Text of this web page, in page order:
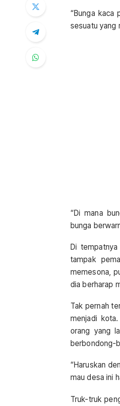
“Bunga kaca
sesuatu yang
“Di mana
bunga
Di
tampak
memesona,
dia berharap
Tak pernah
menjadi
orang yang
berbondong-
“Haruskan
mau desa ini
Truk-truk